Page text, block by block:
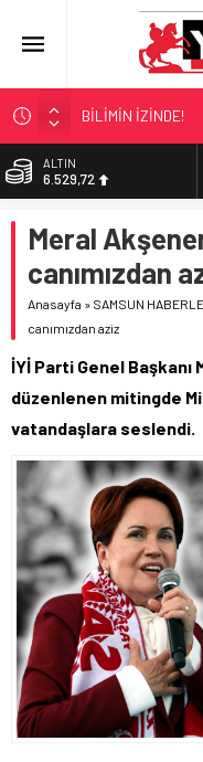
BİLİMİN İZİNDE!
TIR’A ‘ZEHİR’
FECİ SON!
SAMSUN
BİST
13.703,13
47,5844
EURO
55,1152
ALTIN
Meral
canımızdan
Anasayfa » SAMSUN
canımızdan aziz
İYİ Parti Genel Başkanı
düzenlenen mitingde
vatandaşlara seslendi.